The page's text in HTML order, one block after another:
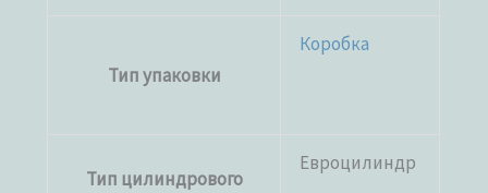
Тип упаковки
Коробка
Тип цилиндрового
Евроцилиндр